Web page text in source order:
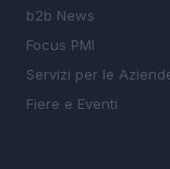
b2b News
Focus PMI
Servizi per le
Fiere e Eventi